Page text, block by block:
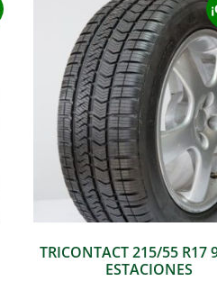
TRICONTACT 215/55 R17
ESTACIONES